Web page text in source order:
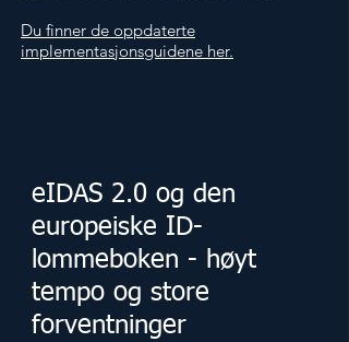
Du finner de oppdaterte
implementasjonsguidene her.
eIDAS 2.0 og den
europeiske ID-
lommeboken - høyt
tempo og store
forventninger